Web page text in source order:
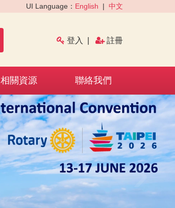
UI Language： English | 中文
登入 註冊
相關資源 聯絡我們
›